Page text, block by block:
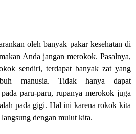
oleh banyak pakar kesehatan di
Anda jangan merokok. Pasalnya,
sendiri, terdapat banyak zat yang
manusia. Tidak hanya dapat
paru-paru, rupanya merokok juga
pada gigi. Hal ini karena rokok kita
dengan mulut kita.